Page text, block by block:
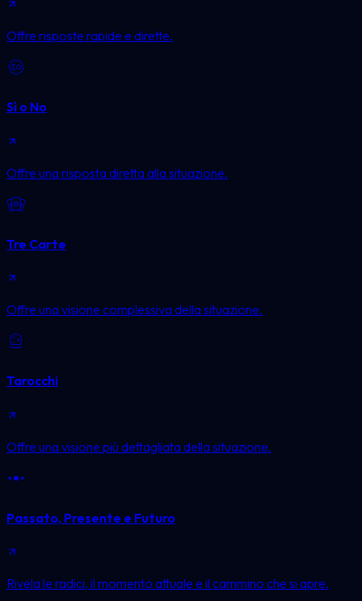
Offre risposte rapide e dirette.
Sì o No
Offre una risposta diretta alla situazione.
Tre Carte
Offre una visione complessiva della situazione.
Tarocchi
Offre una visione più dettagliata della situazione.
Passato, Presente e Futuro
Rivela le radici, il momento attuale e il cammino che si apre.